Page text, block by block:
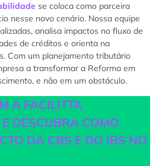
se coloca como parceira
nesse novo cenário. Nossa equipe
analisa impactos no fluxo de
de créditos e orienta na
Com um planejamento tributário
a transformar a Reforma em
e não em um obstáculo.
A FACILITTA
DESCUBRA COMO
DA CBS E DO IBS NO